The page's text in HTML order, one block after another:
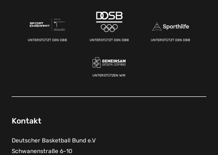
UNTERSTÜTZT DEN DBB UNTERSTÜTZT DEN DBB UNTERSTÜTZT DEN DBB
UNTERSTÜTZEN WIR
Kontakt
Deutscher Basketball Bund e.V
Schwanenstraße 6-10